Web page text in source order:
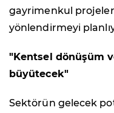
gayrimenkul
yönlendirmeyi
"Kentsel dönüşüm
büyütecek"
Sektörün gelecek